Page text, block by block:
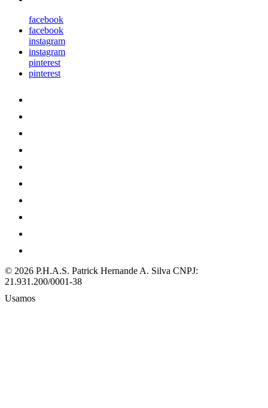
facebook
facebook
instagram
instagram
pinterest
pinterest
© 2026 P.H.A.S. Patrick Hernande A. Silva CNPJ:
21.931.200/0001-38
Usamos